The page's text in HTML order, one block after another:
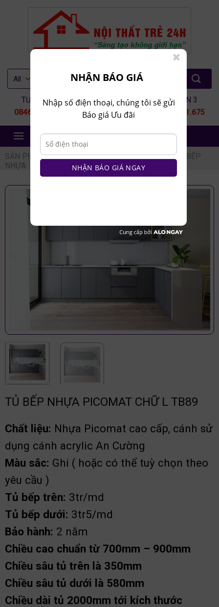
TƯ VẤN 1
0846.80.9999
TƯ VẤN 2
0935.435.286
TƯ VẤN 3
0964.651.675
NỘI THẤT TRẺ 24H
SẢN PHẨM / NỘI THẤT NHÀ BẾP / TỦ BẾP / TỦ BẾP
NHỰA
TỦ BẾP NHỰA PICOMAT CHỮ L TB89
Chất liệu: Nhựa Picomat cao cấp, cánh sử
dụng cánh acrylic An Cường
Màu sắc: Ghi ( hoặc có thể tuỳ chọn theo
yêu cầu )
Tủ bếp trên: 3tr/md
Tủ bếp dưới: 3tr5/md
Bảo hành: 2 năm
Chiều cao chuẩn từ 700mm – 900mm
Chiều sâu tủ trên là 350mm
Chiều sâu tủ dưới là 580mm
Chiều dài tủ 2000mm tới kích thước
NHẬN BÁO GIÁ
Nhập số điện thoại, chúng tôi sẽ gửi
Báo giá Ưu đãi
NHẬN BÁO GIÁ NGAY